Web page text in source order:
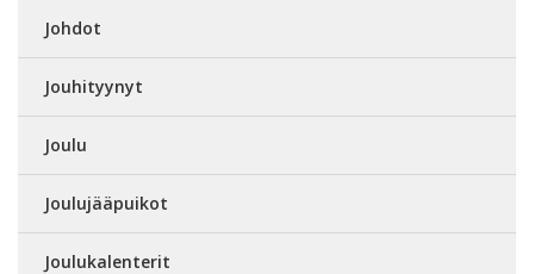
Johdot
Jouhityynyt
Joulu
Joulujääpuikot
Joulukalenterit